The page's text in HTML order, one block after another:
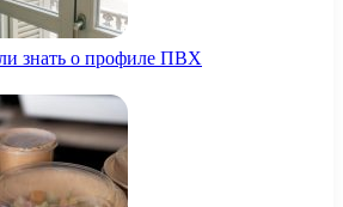
знать о профиле ПВХ